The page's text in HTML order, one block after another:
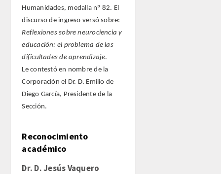
HONOR
HISTÓRICO DE ACADÉMICOS
NÚMERO
CORRESPONDIENTES
EXTRANJEROS
DE MÉRITO
Humanidades, medalla nº 82. El
discurso de ingreso versó sobre:
Reflexiones sobre neurociencia y
educación: el problema de las
dificultades de aprendizaje.
Le contestó en nombre de la
Corporación el Dr. D. Emilio de
Diego García, Presidente de la
Sección.
Reconocimiento
académico
Dr. D. Jesús Vaquero